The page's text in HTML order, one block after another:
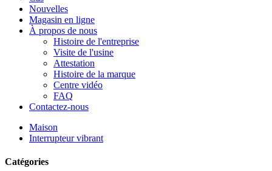
Nouvelles
Magasin en ligne
À propos de nous
Histoire de l'entreprise
Visite de l'usine
Attestation
Histoire de la marque
Centre vidéo
FAQ
Contactez-nous
Maison
Interrupteur vibrant
Catégories